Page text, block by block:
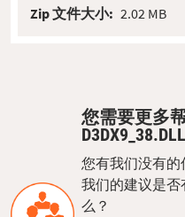
Zip 文件大小: 2.02 MB
您需要更多
您有我们没有的
我们的建议是
么？